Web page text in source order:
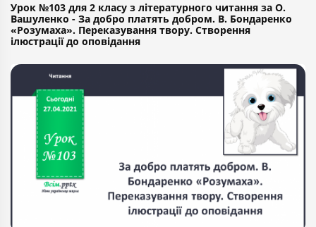
Урок №103 для 2 класу з літературного читання за О.
Вашуленко - За добро платять добром. В. Бондаренко
«Розумаха». Переказування твору. Створення
ілюстрації до оповідання